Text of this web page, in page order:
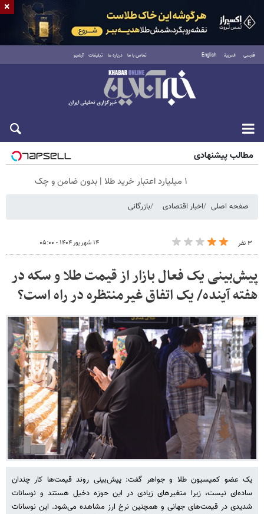
فارسی العربية English تماس با ما درباره ما تبلیغات آرشیو
شنبه ۱۷ مرداد ۱۴۰۵
مطالب پیشنهادی
۱ میلیارد اعتبار خرید طلا | بدون ضامن و چک
صفحه اصلی اخبار اقتصادی بازرگانی
۳ نفر ۱۴ شهریور ۱۴۰۴ - ۰۵:۰۰
پیش‌بینی یک فعال بازار از قیمت طلا و سکه در
هفته آینده/ یک اتفاق غیرمنتظره در راه است؟
یک عضو کمیسیون طلا و جواهر گفت: پیش‌بینی روند قیمت‌ها کار چندان
ساده‌ای نیست، زیرا متغیرهای زیادی در این حوزه دخیل هستند و نوسانات
شدیدی در قیمت‌های جهانی و همچنین نرخ ارز مشاهده می‌شود. این نوسانات
×